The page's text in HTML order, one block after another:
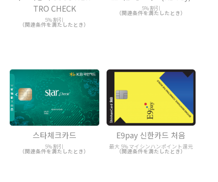
TRO CHECK
5% 割引
（関連条件を満たしたとき）
5% 割引
（関連条件を満たしたとき）
스타체크카드
5% 割引
（関連条件を満たしたとき）
E9pay 신한카드 처음
最大 5% マイシンハンポイント還元
（関連条件を満たしたとき）